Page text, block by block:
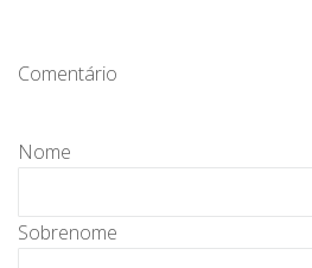
Comentário
Nome
Sobrenome